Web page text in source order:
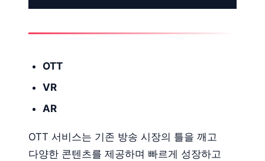
OTT
VR
AR
OTT 서비스는 기존 방송 시장의 틀을 깨고
다양한 콘텐츠를 제공하며 빠르게 성장하고